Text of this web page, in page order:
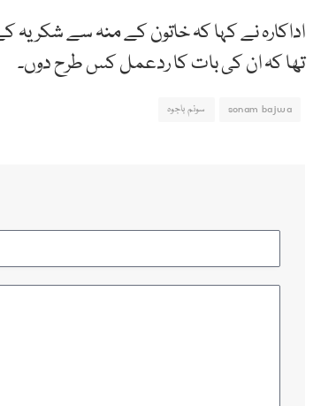
اداکارہ نے کہا کہ خاتون کے منہ سے شکریہ
تھا کہ ان کی بات کا ردعمل کس طرح دوں۔
sonam bajwa سونم باجوہ